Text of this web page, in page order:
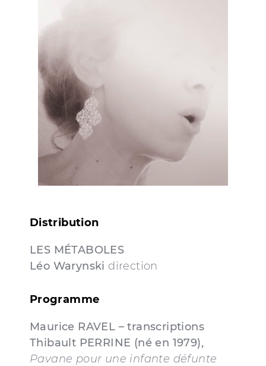
Distribution
LES MÉTABOLES
Léo Warynski direction
Programme
Maurice RAVEL – transcriptions
Thibault PERRINE (né en 1979),
Pavane pour une infante défunte